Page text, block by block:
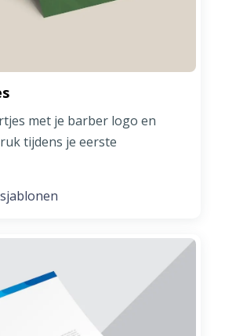
met je barber logo en
tijdens je eerste